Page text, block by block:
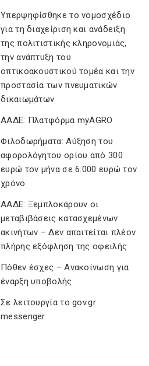
Υπερψηφίσθηκε το νομοσχέδιο
για τη διαχείριση και ανάδειξη
της πολιτιστικής κληρονομιάς,
την ανάπτυξη του
οπτικοακουστικού τομέα και την
προστασία των πνευματικών
δικαιωμάτων
ΑΑΔΕ: Πλατφόρμα myAGRO
Φιλοδωρήματα: Αύξηση του
αφορολόγητου ορίου από 300
ευρώ τον μήνα σε 6.000 ευρώ τον
χρόνο
ΑΑΔΕ: Ξεμπλοκάρουν οι
μεταβιβάσεις κατασχεμένων
ακινήτων – Δεν απαιτείται πλέον
πλήρης εξόφληση της οφειλής
Πόθεν έσχες – Ανακοίνωση για
έναρξη υποβολής
Σε λειτουργία το gov.gr
messenger